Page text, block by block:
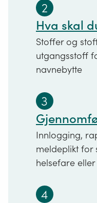
2
Hva skal
Stoffer og
utgangsstoff
navnebytte
3
Innlogging,
meldeplikt for
helsefare
4